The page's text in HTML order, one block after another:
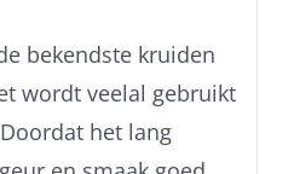
bekendste kruiden
wordt veelal gebruikt
het lang